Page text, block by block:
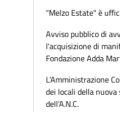
“Melzo Estate" è
Avviso pubblico di
l'acquisizione di
Fondazione Adda
L’Amministrazione
dei locali della nuova
dell’A.N.C.